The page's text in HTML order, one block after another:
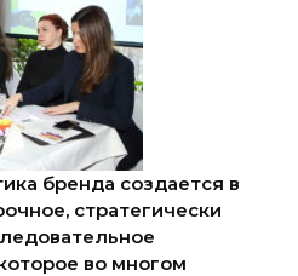
бренда создается в
стратегически
во многом